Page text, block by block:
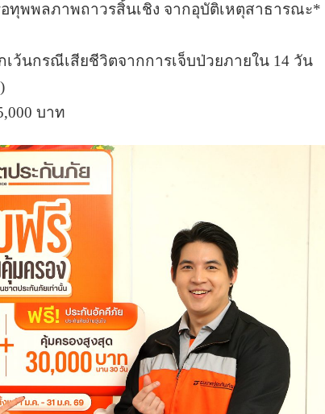
ทุพพลภาพถาวรสิ้นเชิง จากอุบัติเหตุสาธารณะ*
เว้นกรณีเสียชีวิตจากการเจ็บป่วยภายใน 14 วัน
บาท